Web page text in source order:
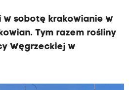
w sobotę krakowianie w
Tym razem rośliny
Węgrzeckiej w